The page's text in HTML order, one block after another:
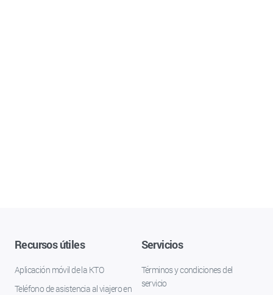
Recursos útiles
Aplicación móvil de la KTO
Teléfono de asistencia al viajero en
Servicios
Términos y condiciones del
servicio